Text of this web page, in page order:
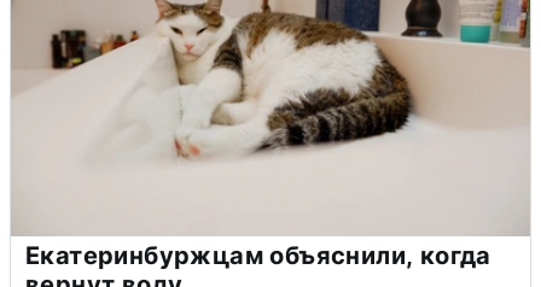
Екатеринбуржцам объяснили, когда